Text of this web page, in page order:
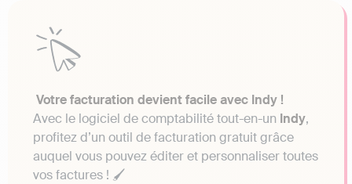
Votre facturation devient facile avec Indy !
Avec le logiciel de comptabilité tout-en-un Indy,
profitez d’un outil de facturation gratuit grâce
auquel vous pouvez éditer et personnaliser toutes
vos factures ! 🖌️